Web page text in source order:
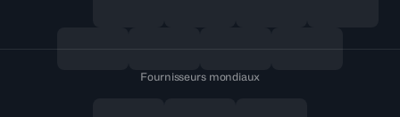
Fournisseurs mondiaux